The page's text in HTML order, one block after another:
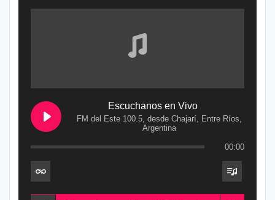
Escuchanos en Vivo
FM del Este 100.5, desde Chajarí, Entre Ríos,
Argentina
00:00